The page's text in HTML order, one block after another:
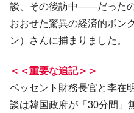
「KDDX」1番艦、2032年竣
『Money1』
【対日本円】
に韓国がいっちょがみしたの
は韓国で『BYD』車は売れ
1.9倍！
『Money1』
在韓米国大
談、その後訪中――だった
おおせた驚異の経済的ボン
ン）さんに捕まりました。
＜＜重要な追記＞＞
ベッセント財務長官と李在
談は韓国政府が「30分間